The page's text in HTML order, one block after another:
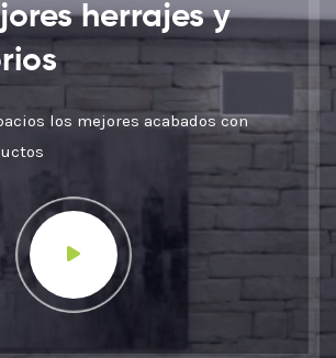
herrajes y
los mejores acabados con